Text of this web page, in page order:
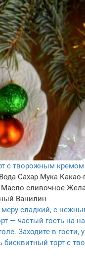
с творожным кремом
Вода Сахар Мука
Масло сливочное
Ванилин
сладкий, с
— частый гость на
Заходите в гости,
бисквитный торт с